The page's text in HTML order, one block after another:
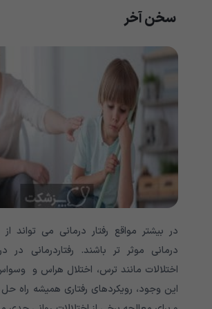
سخن آخر
در بیشتر مواقع رفتار درمانی می تواند
درمانی موثر تر باشند. رفتاردرمانی در
اختلالات مانند ترس، اختلال هراس و وسواس
این وجود، رویکردهای رفتاری همیشه راه